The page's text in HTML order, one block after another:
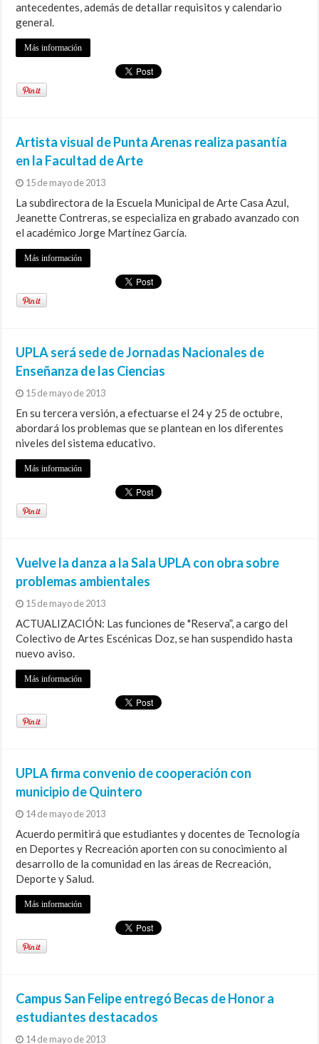
antecedentes, además de detallar requisitos y calendario
general.
Más información
Artista visual de Punta Arenas realiza pasantía
en la Facultad de Arte
15 de mayo de 2013
La subdirectora de la Escuela Municipal de Arte Casa Azul,
Jeanette Contreras, se especializa en grabado avanzado con
el académico Jorge Martínez García.
Más información
UPLA será sede de Jornadas Nacionales de
Enseñanza de las Ciencias
15 de mayo de 2013
En su tercera versión, a efectuarse el 24 y 25 de octubre,
abordará los problemas que se plantean en los diferentes
niveles del sistema educativo.
Más información
Vuelve la danza a la Sala UPLA con obra sobre
problemas ambientales
15 de mayo de 2013
ACTUALIZACIÓN: Las funciones de "Reserva”, a cargo del
Colectivo de Artes Escénicas Doz, se han suspendido hasta
nuevo aviso.
Más información
UPLA firma convenio de cooperación con
municipio de Quintero
14 de mayo de 2013
Acuerdo permitirá que estudiantes y docentes de Tecnología
en Deportes y Recreación aporten con su conocimiento al
desarrollo de la comunidad en las áreas de Recreación,
Deporte y Salud.
Más información
Campus San Felipe entregó Becas de Honor a
estudiantes destacados
14 de mayo de 2013